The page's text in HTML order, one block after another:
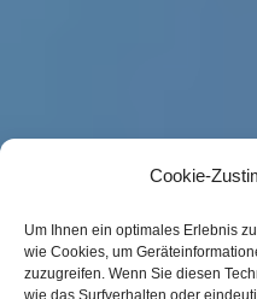
Cookie-
Um Ihnen ein optimales Erlebnis
wie Cookies, um
zuzugreifen. Wenn Sie diesen
wie das Surfverhalten oder